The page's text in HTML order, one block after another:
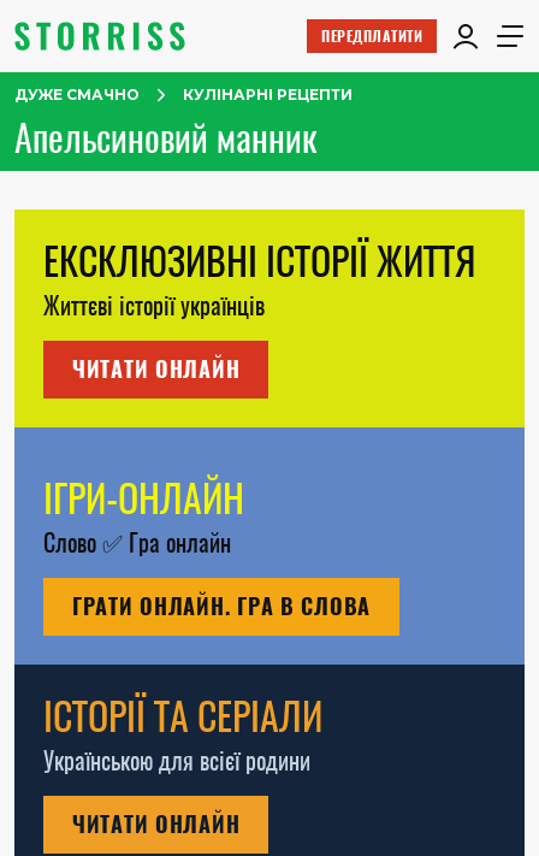
ПЕРЕДПЛАТИТИ
ДУЖЕ СМАЧНО КУЛІНАРНІ РЕЦЕПТИ
Апельсиновий манник
ЕКСКЛЮЗИВНІ ІСТОРІЇ ЖИТТЯ
Життєві історії українців
ЧИТАТИ ОНЛАЙН
ІГРИ-ОНЛАЙН
Слово✅ Гра онлайн
ГРАТИ ОНЛАЙН. ГРА В СЛОВА
ІСТОРІЇ ТА СЕРІАЛИ
Українською для всієї родини
ЧИТАТИ ОНЛАЙН